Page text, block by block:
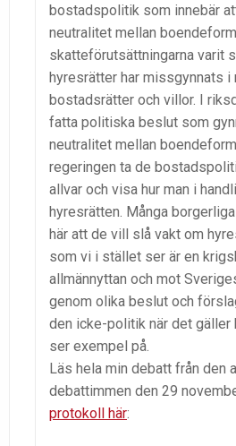
bostadspolitik som innebär
neutralitet mellan
skatteförutsättningarna varit
hyresrätter har missgynnats i
bostadsrätter och villor. I
fatta politiska beslut som
neutralitet mellan
regeringen ta de
allvar och visa hur man i
hyresrätten. Många
här att de vill slå vakt om
som vi i stället ser är en
allmännyttan och mot
genom olika beslut och
den icke-politik när det gäller
ser exempel på.
Läs hela min debatt från den
debattimmen den 29
protokoll här: